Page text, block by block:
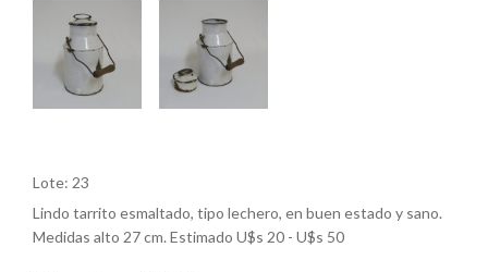
Lote: 23
Lindo tarrito esmaltado, tipo lechero, en buen estado y sano.
Medidas alto 27 cm. Estimado U$s 20 - U$s 50